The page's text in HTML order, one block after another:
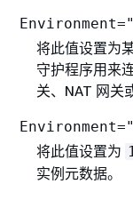
将此值设置为
守护程序用来
关、NAT 网关
将此值设置为
实例元数据。